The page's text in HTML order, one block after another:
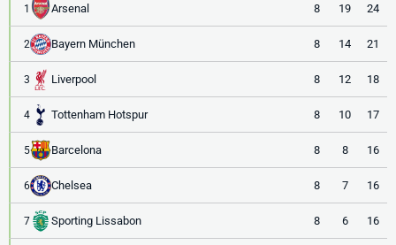
1 Arsenal 8 19 24
2 Bayern München 8 14 21
3 Liverpool 8 12 18
4 Tottenham Hotspur 8 10 17
5 Barcelona 8 8 16
6 Chelsea 8 7 16
7 Sporting Lissabon 8 6 16